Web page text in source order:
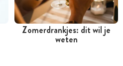
Zomerdrankjes: dit wil je
weten